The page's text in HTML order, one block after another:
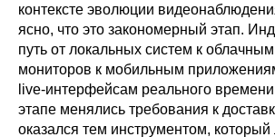
контексте эволюции
ясно, что это закономерный этап.
путь от локальных систем к
мониторов к мобильным
live-интерфейсам реального
этапе менялись требования к
оказался тем инструментом,